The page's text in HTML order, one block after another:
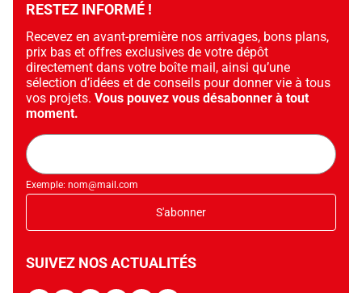
RESTEZ INFORMÉ !
Recevez en avant-première nos arrivages, bons plans,
prix bas et offres exclusives de votre dépôt
directement dans votre boîte mail, ainsi qu’une
sélection d’idées et de conseils pour donner vie à tous
vos projets. Vous pouvez vous désabonner à tout
moment.
Adresse
mail
Exemple: nom@mail.com
S'abonner
SUIVEZ NOS ACTUALITÉS